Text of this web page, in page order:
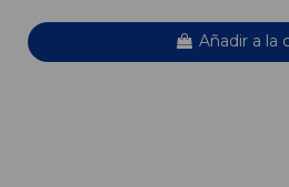
Añadir a la